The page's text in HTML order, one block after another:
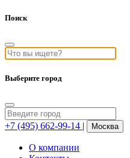
Поиск
Выберите город
+7 (495) 662-99-14 | Москва
О компании